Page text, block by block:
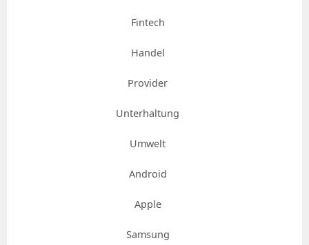
Fintech
Handel
Provider
Unterhaltung
Umwelt
Android
Apple
Samsung